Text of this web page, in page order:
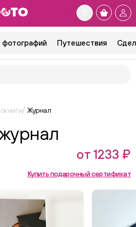
фотографий Путешествия
Журнал
от 1233 ₽
Купить подарочный сертификат